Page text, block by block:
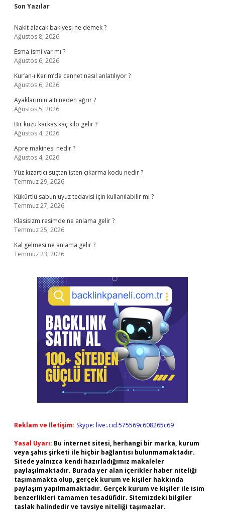
Sidebar
Son Yazılar
Nakit alacak bakiyesi ne demek ?
Ağustos 8, 2026
Esma ismi var mı ?
Ağustos 6, 2026
Kur’an-ı Kerim’de cennet nasıl anlatılıyor ?
Ağustos 6, 2026
Ayaklarımın altı neden ağrır ?
Ağustos 5, 2026
Bir kuzu karkas kaç kilo gelir ?
Ağustos 4, 2026
Apre makinesi nedir ?
Ağustos 4, 2026
Yüz kızartıcı suçtan işten çıkarma kodu nedir ?
Temmuz 29, 2026
Kükürtlü sabun uyuz tedavisi için kullanılabilir mi ?
Temmuz 27, 2026
Klasisizm resimde ne anlama gelir ?
Temmuz 25, 2026
Kal gelmesi ne anlama gelir ?
Temmuz 23, 2026
Reklam ve İletişim: Skype: live:.cid.575569c608265c69
Yasal Uyarı: Bu internet sitesi, herhangi bir marka, kurum
veya şahıs şirketi ile hiçbir bağlantısı bulunmamaktadır.
Sitede yalnızca kendi hazırladığımız makaleler
paylaşılmaktadır. Burada yer alan içerikler haber niteliği
taşımamakta olup, gerçek kurum ve kişiler hakkında
paylaşım yapılmamaktadır. Gerçek kurum ve kişiler ile isim
benzerlikleri tamamen tesadüfidir. Sitemizdeki bilgiler
taslak halindedir ve tavsiye niteliği taşımazlar.